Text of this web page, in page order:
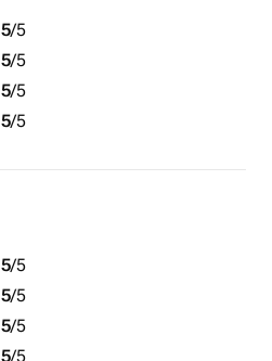
5/5
5/5
5/5
5/5
5/5
5/5
5/5
5/5